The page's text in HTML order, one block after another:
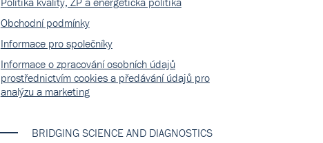
Obchodní podmínky
Informace pro společníky
Informace o zpracování osobních údajů
prostřednictvím cookies a předávání údajů pro
analýzu a marketing
BRIDGING SCIENCE AND DIAGNOSTICS